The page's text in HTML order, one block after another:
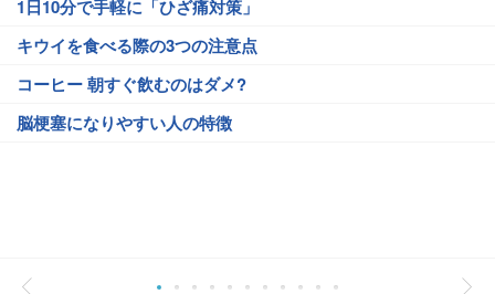
1日10分で手軽に「ひざ痛対策」
キウイを食べる際の3つの注意点
コーヒー 朝すぐ飲むのはダメ?
脳梗塞になりやすい人の特徴